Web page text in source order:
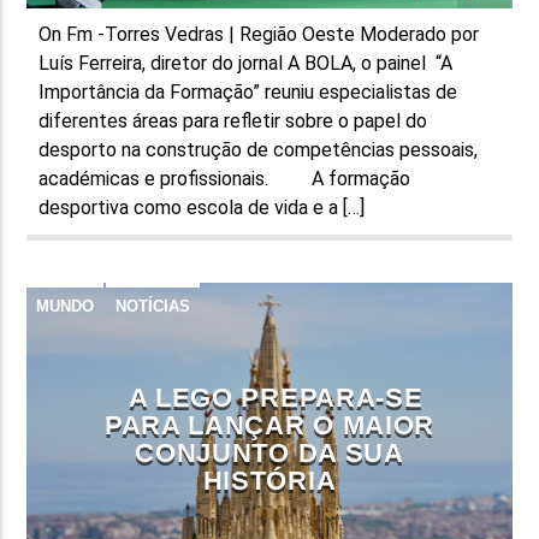
On Fm -Torres Vedras | Região Oeste Moderado por
Luís Ferreira, diretor do jornal A BOLA, o painel “A
Importância da Formação” reuniu especialistas de
diferentes áreas para refletir sobre o papel do
desporto na construção de competências pessoais,
académicas e profissionais. A formação
desportiva como escola de vida e a […]
MUNDO NOTÍCIAS
A LEGO PREPARA-SE
PARA LANÇAR O MAIOR
CONJUNTO DA SUA
HISTÓRIA